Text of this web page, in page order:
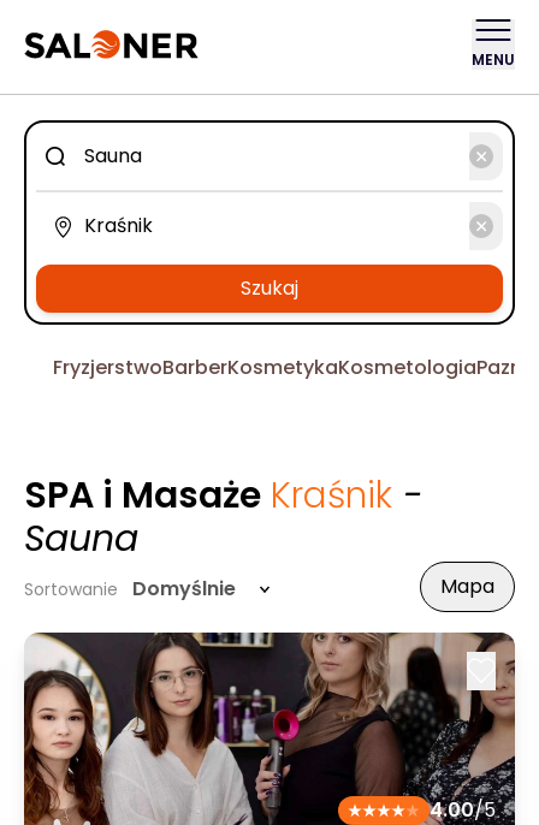
MENU
Szukaj
FryzjerstwoBarberKosmetykaKosmetologia
SPA i Masaże Kraśnik -
Sauna
Sortowanie Domyślnie Mapa
4.00/5